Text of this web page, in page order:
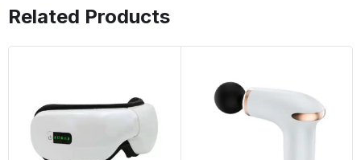
Related Products